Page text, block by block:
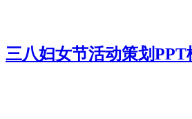
三八妇女节活动策划PPT